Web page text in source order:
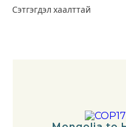
Сэтгэгдэл хаалттай